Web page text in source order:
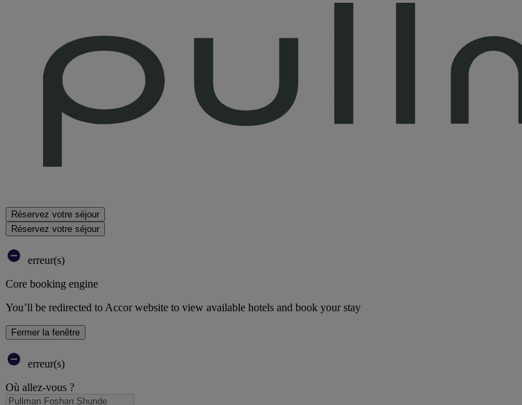
Réservez votre séjour
Réservez votre séjour
erreur(s)
Core booking engine
You’ll be redirected to Accor website to view available hotels and book your stay
Fermer la fenêtre
erreur(s)
Où allez-vous ?